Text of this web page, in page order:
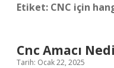
Etiket: CNC için
Cnc Amacı
Tarih: Ocak 22, 2025